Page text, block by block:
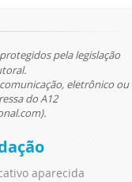
pela legislação
eletrônico ou
do A12
aparecida